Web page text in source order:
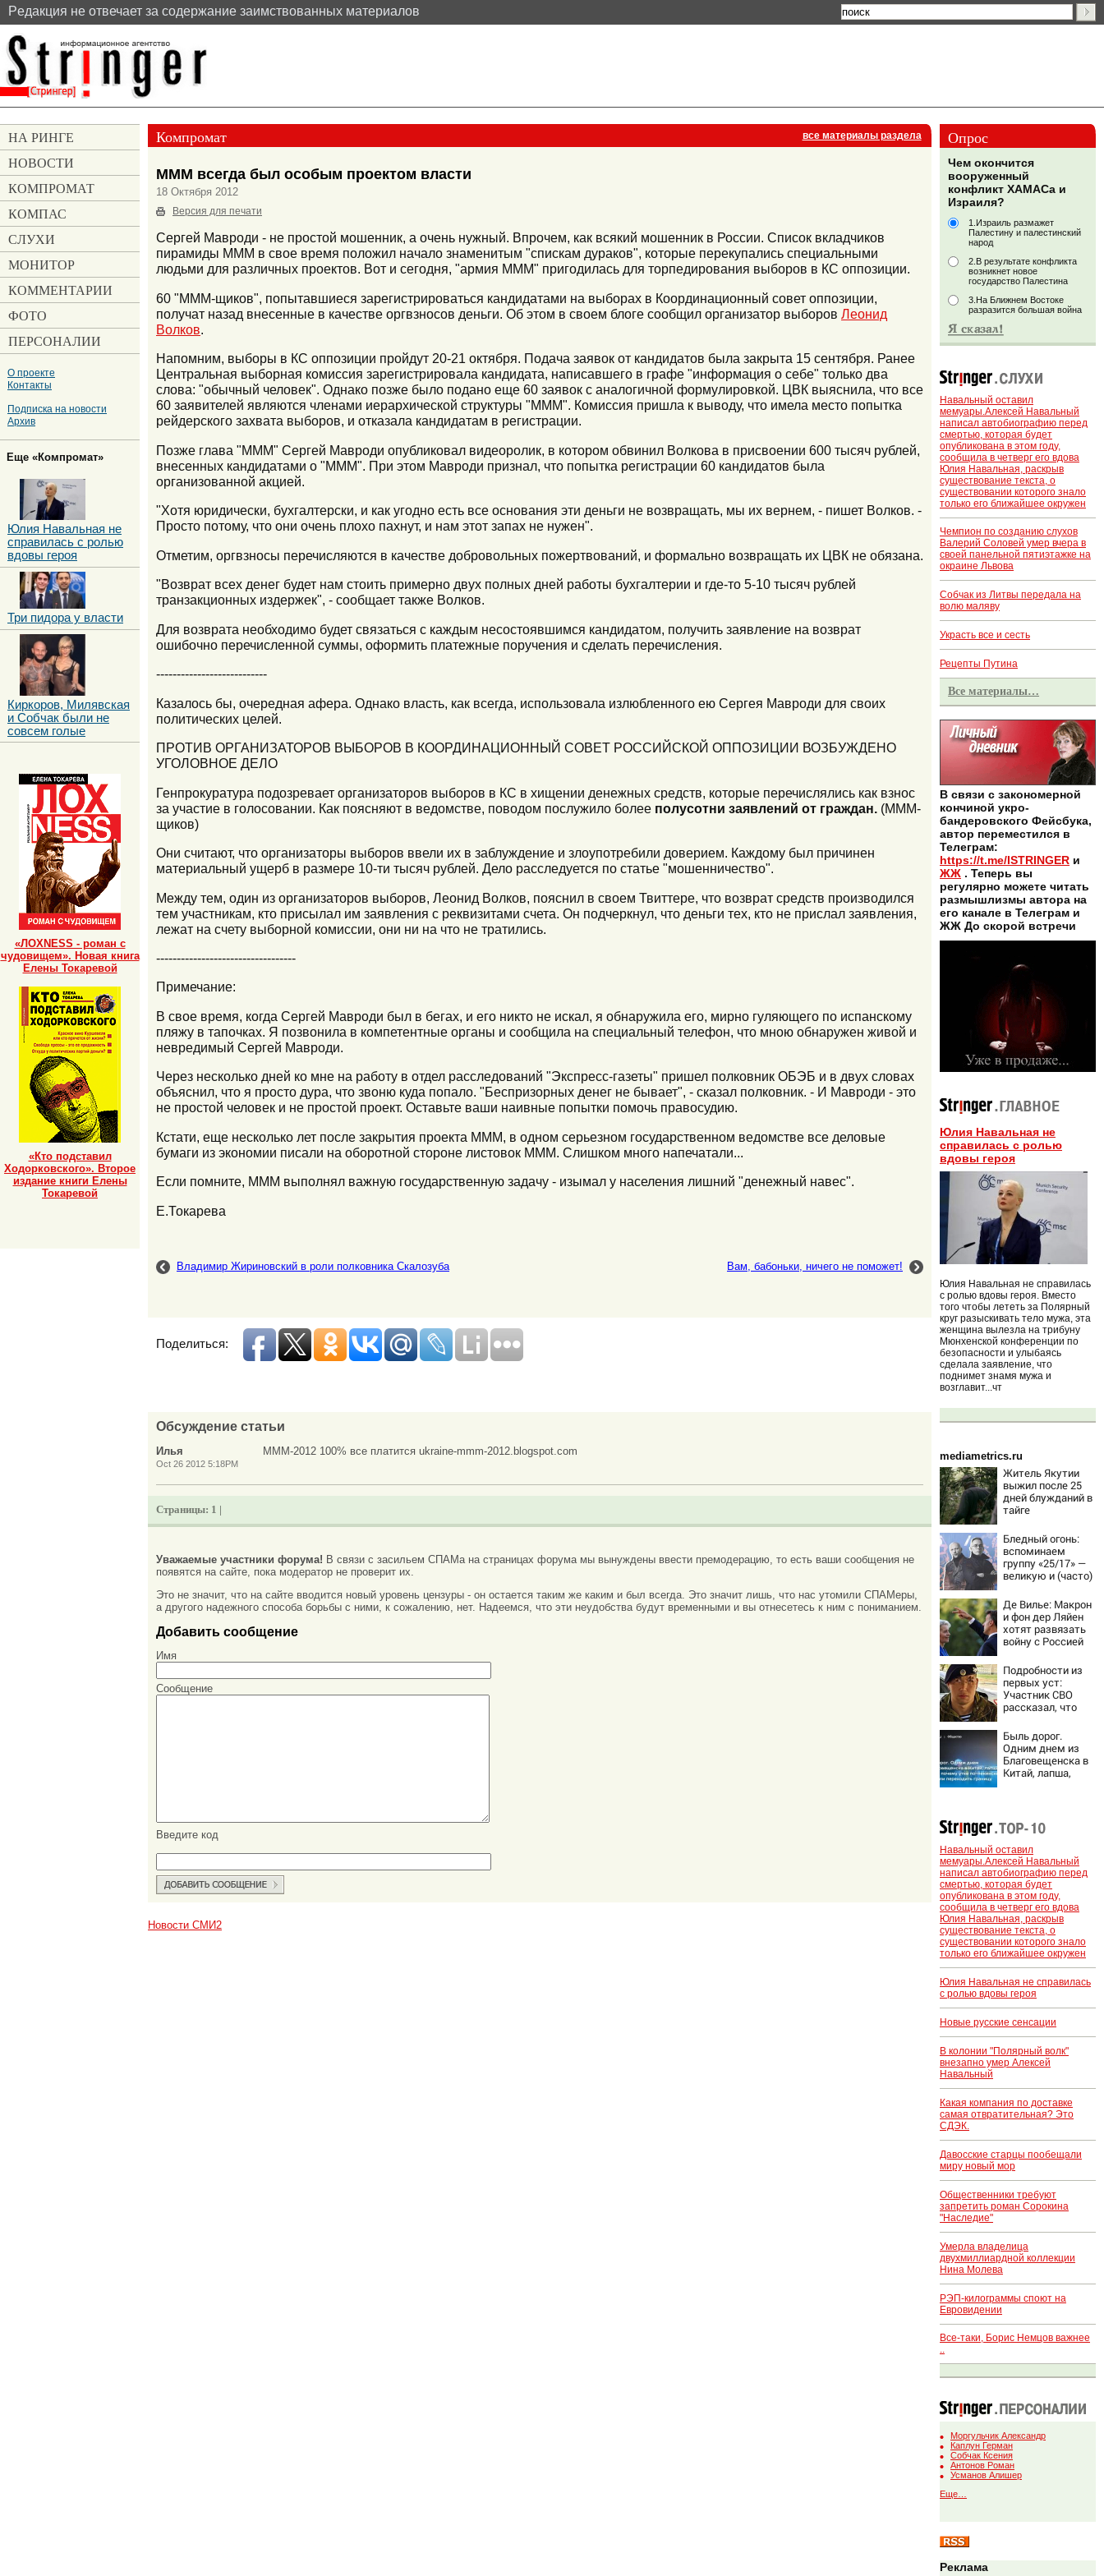
Pедакция не отвечает за содержание заимствованных материалов
Компромат все материалы раздела
МММ всегда был особым проектом власти
18 Октября 2012
Версия для печати
Сергей Мавроди - не простой мошенник, а очень нужный. Впрочем, как всякий мошенник в России. Список вкладчиков
пирамиды МММ в свое время положил начало знаменитым "спискам дураков", которые перекупались специальными
людьми для различных проектов. Вот и сегодня, "армия МММ" пригодилась для торпедирования выборов в КС оппозиции.
60 "МММ-щиков", попытавшиеся зарегистрироваться кандидатами на выборах в Координационный совет оппозиции,
получат назад внесенные в качестве оргвзносов деньги. Об этом в своем блоге сообщил организатор выборов Леонид
Волков.
Напомним, выборы в КС оппозиции пройдут 20-21 октября. Подача заявок от кандидатов была закрыта 15 сентября. Ранее
Центральная выборная комиссия зарегистрировала кандидата, написавшего в графе "информация о себе" только два
слова: "обычный человек". Однако позже было подано еще 60 заявок с аналогичной формулировкой. ЦВК выяснила, что все
60 заявителей являются членами иерархической структуры "МММ". Комиссия пришла к выводу, что имела место попытка
рейдерского захвата выборов, и отказала кандидатам в регистрации.
Позже глава "МММ" Сергей Мавроди опубликовал видеоролик, в котором обвинил Волкова в присвоении 600 тысяч рублей,
внесенных кандидатами о "МММ". При этом Мавроди признал, что попытка регистрации 60 кандидатов была
организованной акцией.
"Хотя юридически, бухгалтерски, и как угодно есть все основания эти деньги не возвращать, мы их вернем, - пишет Волков. -
Просто потому, что они очень плохо пахнут, и нам этот запах не нужен".
Отметим, оргвзносы перечисляются в качестве добровольных пожертвований, и формально возвращать их ЦВК не обязана.
"Возврат всех денег будет нам стоить примерно двух полных дней работы бухгалтерии и где-то 5-10 тысяч рублей
транзакционных издержек", - сообщает также Волков.
Для возврата необходимо будет связаться с каждым несостоявшимся кандидатом, получить заявление на возврат
ошибочно перечисленной суммы, оформить платежные поручения и сделать перечисления.
---------------------------
Казалось бы, очередная афера. Однако власть, как всегда, использовала излюбленного ею Сергея Мавроди для своих
политических целей.
ПРОТИВ ОРГАНИЗАТОРОВ ВЫБОРОВ В КООРДИНАЦИОННЫЙ СОВЕТ РОССИЙСКОЙ ОППОЗИЦИИ ВОЗБУЖДЕНО
УГОЛОВНОЕ ДЕЛО
Генпрокуратура подозревает организаторов выборов в КС в хищении денежных средств, которые перечислялись как взнос
за участие в голосовании. Как поясняют в ведомстве, поводом послужило более полусотни заявлений от граждан. (МММ-
щиков)
Они считают, что организаторы выборов ввели их в заблуждение и злоупотребили доверием. Каждому был причинен
материальный ущерб в размере 10-ти тысяч рублей. Дело расследуется по статье "мошенничество".
Между тем, один из организаторов выборов, Леонид Волков, пояснил в своем Твиттере, что возврат средств производился
тем участникам, кто присылал им заявления с реквизитами счета. Он подчеркнул, что деньги тех, кто не прислал заявления,
лежат на счету выборной комиссии, они ни на что не тратились.
----------------------------------
Примечание:
В свое время, когда Сергей Мавроди был в бегах, и его никто не искал, я обнаружила его, мирно гуляющего по испанскому
пляжу в тапочках. Я позвонила в компетентные органы и сообщила на специальный телефон, что мною обнаружен живой и
невредимый Сергей Мавроди.
Через несколько дней ко мне на работу в отдел расследований "Экспресс-газеты" пришел полковник ОБЭБ и в двух словах
объяснил, что я просто дура, что звоню куда попало. "Беспризорных денег не бывает", - сказал полковник. - И Мавроди - это
не простой человек и не простой проект. Оставьте ваши наивные попытки помочь правосудию.
Кстати, еще несколько лет после закрытия проекта МММ, в одном серьезном государственном ведомстве все деловые
бумаги из экономии писали на оборотной стороне листовок МММ. Слишком много напечатали...
Если помните, МММ выполнял важную государственную задачу - изымал у населения лишний "денежный навес".
Е.Токарева
Владимир Жириновский в роли полковника Скалозуба Вам, бабоньки, ничего не поможет!
Поделиться:
Обсуждение статьи
Илья
Oct 26 2012 5:18PM
МММ-2012 100% все платится ukraine-mmm-2012.blogspot.com
Страницы: 1 |
Уважаемые участники форума! В связи с засильем СПАМа на страницах форума мы вынуждены ввести премодерацию, то есть ваши сообщения не
появятся на сайте, пока модератор не проверит их.
Это не значит, что на сайте вводится новый уровень цензуры - он остается таким же каким и был всегда. Это значит лишь, что нас утомили СПАМеры,
а другого надежного способа борьбы с ними, к сожалению, нет. Надеемся, что эти неудобства будут временными и вы отнесетесь к ним с пониманием.
Добавить сообщение
Имя
Сообщение
Введите код
Новости СМИ2
Опрос
Чем окончится
вооруженный
конфликт ХАМАСа и
Израиля?
1.Израиль размажет
Палестину и палестинский
народ
2.В результате конфликта
возникнет новое
государство Палестина
3.На Ближнем Востоке
разразится большая война
Навальный оставил
мемуары.Алексей Навальный
написал автобиографию перед
смертью, которая будет
опубликована в этом году,
сообщила в четверг его вдова
Юлия Навальная, раскрыв
существование текста, о
существовании которого знало
только его ближайшее окружен
Чемпион по созданию слухов
Валерий Соловей умер вчера в
своей панельной пятиэтажке на
окраине Львова
Собчак из Литвы передала на
волю маляву
Украсть все и сесть
Рецепты Путина
Все материалы…
В связи с закономерной
кончиной укро-
бандеровского Фейсбука,
автор переместился в
Телеграм:
https://t.me/ISTRINGER и
ЖЖ . Теперь вы
регулярно можете читать
размышлизмы автора на
его канале в Телеграм и
ЖЖ До скорой встречи
Юлия Навальная не
справилась с ролью
вдовы героя
Юлия Навальная не справилась
с ролью вдовы героя. Вместо
того чтобы лететь за Полярный
круг разыскивать тело мужа, эта
женщина вылезла на трибуну
Мюнхенской конференции по
безопасности и улыбаясь
сделала заявление, что
поднимет знамя мужа и
возглавит...чт
mediametrics.ru
Житель Якутии
выжил после 25
дней блужданий в
тайге
Бледный огонь:
вспоминаем
группу «25/17» —
великую и (часто)
Де Вилье: Макрон
и фон дер Ляйен
хотят развязать
войну с Россией
Подробности из
первых уст:
Участник СВО
рассказал, что
схватке с
медведем
Быль дорог.
Одним днем из
Благовещенска в
Китай, лапша,
переходить
границу
Навальный оставил
мемуары.Алексей Навальный
написал автобиографию перед
смертью, которая будет
опубликована в этом году,
сообщила в четверг его вдова
Юлия Навальная, раскрыв
существование текста, о
существовании которого знало
только его ближайшее окружен
Юлия Навальная не справилась
с ролью вдовы героя
Новые русские сенсации
В колонии "Полярный волк"
внезапно умер Алексей
Навальный
Какая компания по доставке
самая отвратительная? Это
СДЭК.
Давосские старцы пообещали
миру новый мор
Общественники требуют
запретить роман Сорокина
"Наследие"
Умерла владелица
двухмиллиардной коллекции
Нина Молева
РЭП-килограммы споют на
Евровидении
Все-таки, Борис Немцов важнее
..
Моргульчик Александр
Каплун Герман
Собчак Ксения
Антонов Роман
Усманов Алишер
Еще…
Реклама
НА РИНГЕ
НОВОСТИ
КОМПРОМАТ
КОМПАС
СЛУХИ
МОНИТОР
КОММЕНТАРИИ
ФОТО
ПЕРСОНАЛИИ
О проекте
Контакты
Подписка на новости
Архив
Еще «Компромат»
Юлия Навальная не
справилась с ролью
вдовы героя
Три пидора у власти
Киркоров, Милявская
и Собчак были не
совсем голые
«ЛОХNESS - роман с
чудовищем». Новая книга
Елены Токаревой
«Кто подставил
Ходорковского». Второе
издание книги Елены
Токаревой